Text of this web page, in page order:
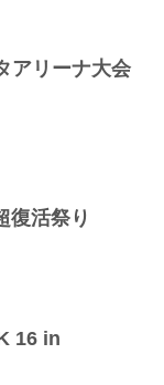
12:30開場（予定）/
定です。決定次第
サイトにてご案内
アリーナ大会
復活祭り
16 in